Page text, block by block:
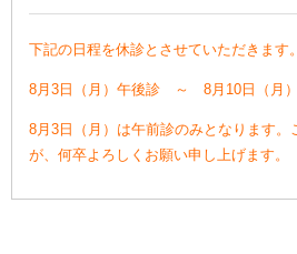
下記の日程を休診とさせていただきます。
8月3日（月）午後診 ～ 8月10日（月）
8月3日（月）は午前診のみとなります。
が、何卒よろしくお願い申し上げます。